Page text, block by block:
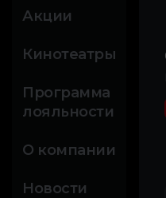
Акции
Кинотеатры
Программа
лояльности
О компании
Новости